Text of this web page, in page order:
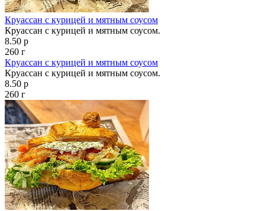
Круассан с курицей и мятным соусом
Круассан с курицей и мятным соусом.
8.50 р
260 г
Круассан с курицей и мятным соусом
Круассан с курицей и мятным соусом.
8.50 р
260 г